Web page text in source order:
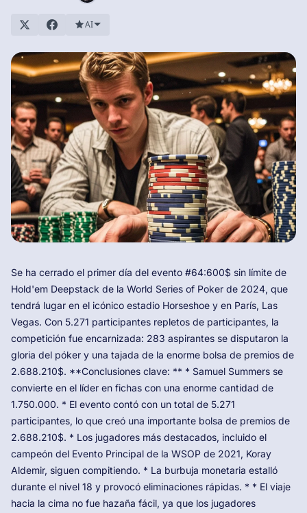
AI
Se ha cerrado el primer día del evento #64:600$ sin límite de
Hold'em Deepstack de la World Series of Poker de 2024, que
tendrá lugar en el icónico estadio Horseshoe y en París, Las
Vegas. Con 5.271 participantes repletos de participantes, la
competición fue encarnizada: 283 aspirantes se disputaron la
gloria del póker y una tajada de la enorme bolsa de premios de
2.688.210$. **Conclusiones clave: ** * Samuel Summers se
convierte en el líder en fichas con una enorme cantidad de
1.750.000. * El evento contó con un total de 5.271
participantes, lo que creó una importante bolsa de premios de
2.688.210$. * Los jugadores más destacados, incluido el
campeón del Evento Principal de la WSOP de 2021, Koray
Aldemir, siguen compitiendo. * La burbuja monetaria estalló
durante el nivel 18 y provocó eliminaciones rápidas. * * El viaje
hacia la cima no fue hazaña fácil, ya que los jugadores